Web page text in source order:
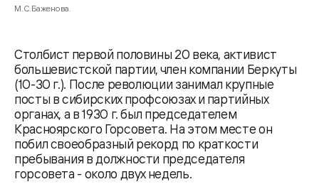
Столбист первой половины 20 века, активист
большевистской партии, член компании Беркуты
(10-30 г.). После революции занимал крупные
посты в сибирских профсоюзах и партийных
органах, а в 1930 г. был председателем
Красноярского Горсовета. На этом месте он
побил своеобразный рекорд по краткости
пребывания в должности председателя
горсовета - около двух недель.
М.С.Баженова.